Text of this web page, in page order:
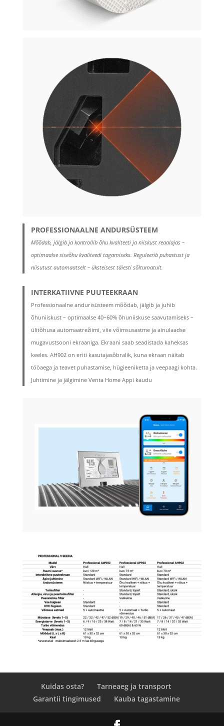
PROFESSIONAALNE ANDURSÜSTEEM
Mõõdab, jälgib ja kontrollib õhu kvaliteeti ja niiskust reaalajas –
optimaalse siseõhu kvaliteedi tagamiseks. Reguleerib puhastust ja
niisutust automaatselt – üksteisest täiesti sõltumatult.
INTERKATIIVNE PUUTEEKRAAN
Professionaalne andurisüsteem mõõdab, jälgib ja juhib
õhuniiskust – optimaalse 40–60% õhuniiskuse saavutamiseks –
ülitõhusa automaatrežiimi, viie võimsusastme ja ainulaadse
mugavustsooni ekraaniga. Ekraani saab seadistada kaheksas
keeles. AH902 on eriti kasutajasõbralik, kuna ekraan näitab
tööaega ja teavet puhastamise, hügieeniketta ja veepaagi kohta.
Juhtimine ja jälgimine Venta Home Appi kaudu
Kuidas osta?
Tarneaeg ja transport
Garantii tingimused
Kauba tagastamine